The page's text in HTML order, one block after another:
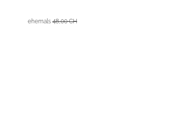
ehemals48,00 CH